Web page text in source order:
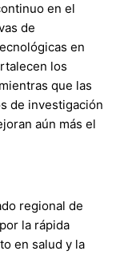
en el
de
en
los
que las
de investigación
aún más el
regional de
la rápida
en salud y la